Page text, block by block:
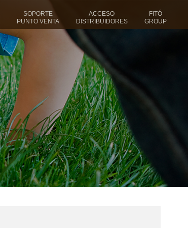
SOPORTE
PUNTO VENTA
ACCESO
DISTRIBUIDORES
FITÓ
GROUP